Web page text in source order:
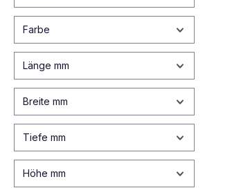
Farbe
Länge mm
Breite mm
Tiefe mm
Höhe mm